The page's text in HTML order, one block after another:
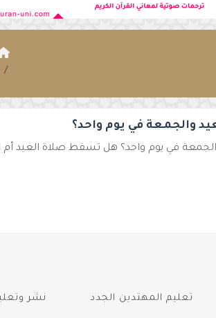
والجمعة في يوم واحد؟
والجمعة في يوم واحد؟ هل تسقط صلاة العيد
تعليم المهتدين الجدد نشر